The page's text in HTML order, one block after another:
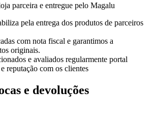
parceira e entregue pelo Magalu
pela entrega dos produtos de parceiros
com nota fiscal e garantimos a
originais.
e avaliados regularmente portal
reputação com os clientes
e devoluções